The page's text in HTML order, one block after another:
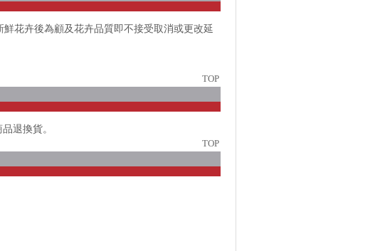
花卉後為顧及花卉品質即不接受取消或更改延
TOP
退換貨。
TOP